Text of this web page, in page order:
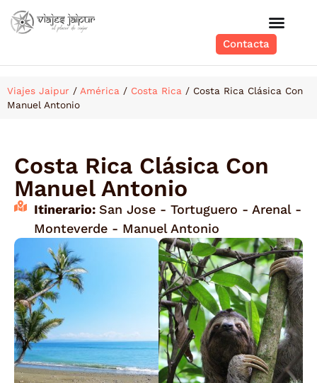
Contacta
Viajes Jaipur / América / Costa Rica / Costa Rica Clásica Con
Manuel Antonio
Costa Rica Clásica Con
Manuel Antonio
Itinerario: San Jose - Tortuguero - Arenal -
Monteverde - Manuel Antonio